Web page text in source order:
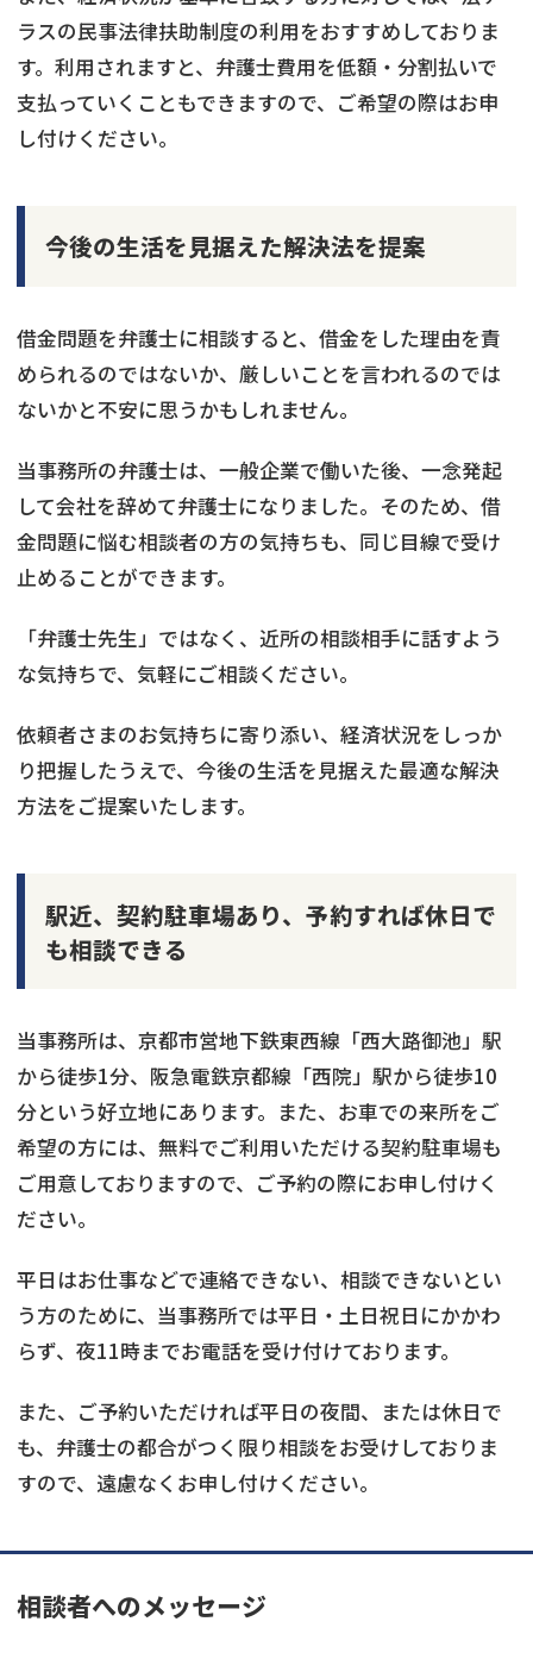
ラスの民事法律扶助制度の利用をおすすめしておりま
す。利用されますと、弁護士費用を低額・分割払いで
支払っていくこともできますので、ご希望の際はお申
し付けください。
今後の生活を見据えた解決法を提案
借金問題を弁護士に相談すると、借金をした理由を責
められるのではないか、厳しいことを言われるのでは
ないかと不安に思うかもしれません。
当事務所の弁護士は、一般企業で働いた後、一念発起
して会社を辞めて弁護士になりました。そのため、借
金問題に悩む相談者の方の気持ちも、同じ目線で受け
止めることができます。
「弁護士先生」ではなく、近所の相談相手に話すよう
な気持ちで、気軽にご相談ください。
依頼者さまのお気持ちに寄り添い、経済状況をしっか
り把握したうえで、今後の生活を見据えた最適な解決
方法をご提案いたします。
駅近、契約駐車場あり、予約すれば休日で
も相談できる
当事務所は、京都市営地下鉄東西線「西大路御池」駅
から徒歩1分、阪急電鉄京都線「西院」駅から徒歩10
分という好立地にあります。また、お車での来所をご
希望の方には、無料でご利用いただける契約駐車場も
ご用意しておりますので、ご予約の際にお申し付けく
ださい。
平日はお仕事などで連絡できない、相談できないとい
う方のために、当事務所では平日・土日祝日にかかわ
らず、夜11時までお電話を受け付けております。
また、ご予約いただければ平日の夜間、または休日で
も、弁護士の都合がつく限り相談をお受けしておりま
すので、遠慮なくお申し付けください。
相談者へのメッセージ